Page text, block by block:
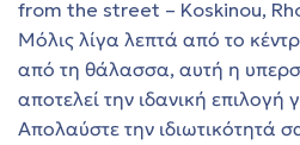
Μόλις λίγα λεπτά από το
από τη θάλασσα, αυτή η
αποτελεί την ιδανική επιλογή
Απολαύστε την ιδιωτικότητά